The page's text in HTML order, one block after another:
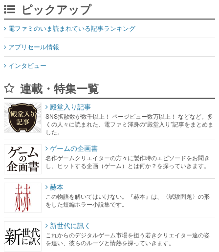
ピックアップ
電ファミのいま読まれている記事ランキング
アプリセール情報
インタビュー
連載・特集一覧
殿堂入り記事
SNS拡散数が数千以上！ ページビュー数万以上！ などなど。多
くの人々に読まれた、電ファミ渾身の“殿堂入り”記事をまとめま
した。
ゲームの企画書
名作ゲームクリエイターの方々に製作時のエピソードをお聞き
し、ヒットする企画（ゲーム）とは何か？を探っていきます。
赫本
この物語を解いてはいけない。『赫本』は、〈試験問題〉の形
をした短編ホラー小説集です。
新世代に訊く
これからのデジタルゲーム市場を担う若きクリエイター達の姿
を追い、彼らのルーツと情熱を探っていきます。